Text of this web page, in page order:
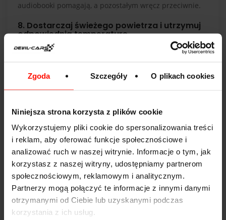
Zgoda Szczegóły O plikach cookies
Niniejsza strona korzysta z plików cookie
Wykorzystujemy pliki cookie do spersonalizowania treści
i reklam, aby oferować funkcje społecznościowe i
analizować ruch w naszej witrynie. Informacje o tym, jak
korzystasz z naszej witryny, udostępniamy partnerom
społecznościowym, reklamowym i analitycznym.
Partnerzy mogą połączyć te informacje z innymi danymi
otrzymanymi od Ciebie lub uzyskanymi podczas
korzystania z ich usług.
audiobooki pomagają, a pozostałym wręcz przeciwnie.
8. Dostarczaj świeżego powietrza i utrzymuj
odpowiednią temperaturę
Dopasuj temperaturę wewnątrz samochodu do swoich
lub otwórz szyby, aby przewietrzyć pojazd. Zapewnienie
odpowiedniego komfortu termicznego pomoże
Wautach z klimatyzacjąwarto od czasu do czasu
dostarczyć trochę świeżego powietrza z zewnątrz.
Klimatyzacja może powodować suchość powietrza, co
może prowadzić do dyskomfortu dla oczu. Aby temu
zapobiec, uchyl szyby, co umożliwi cyrkulację
wilgotniejszego powietrza. Jeśli odczuwasz suchość w
oczach, zatrzymaj się i przemyj je wodą lub użyj kropli
nawilżających.